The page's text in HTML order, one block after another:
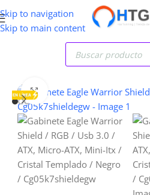
Skip to navigation
Skip to main content
Clic para ampliar